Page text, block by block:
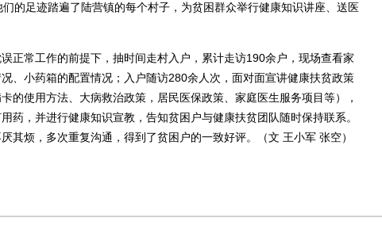
的足迹踏遍了陆营镇的每个村子，为贫困群众举行健康知识讲座、送医
常工作的前提下，抽时间走村入户，累计走访190余户，现场查看家
、小药箱的配置情况；入户随访280余人次，面对面宣讲健康扶贫政策
的使用方法、大病救治政策，居民医保政策、家庭医生服务项目等），
药，并进行健康知识宣教，告知贫困户与健康扶贫团队随时保持联系。
其烦，多次重复沟通，得到了贫困户的一致好评。（文 王小军 张空）